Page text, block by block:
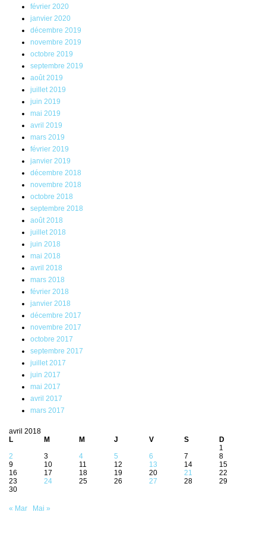
février 2020
janvier 2020
décembre 2019
novembre 2019
octobre 2019
septembre 2019
août 2019
juillet 2019
juin 2019
mai 2019
avril 2019
mars 2019
février 2019
janvier 2019
décembre 2018
novembre 2018
octobre 2018
septembre 2018
août 2018
juillet 2018
juin 2018
mai 2018
avril 2018
mars 2018
février 2018
janvier 2018
décembre 2017
novembre 2017
octobre 2017
septembre 2017
juillet 2017
juin 2017
mai 2017
avril 2017
mars 2017
avril 2018
L
M M J V S
D
1
2
3 4 5 6 7
8
9
10 11 12 13 14
15
16
17 18 19 20 21
22
23
24 25 26 27 28
29
30
« Mar Mai »